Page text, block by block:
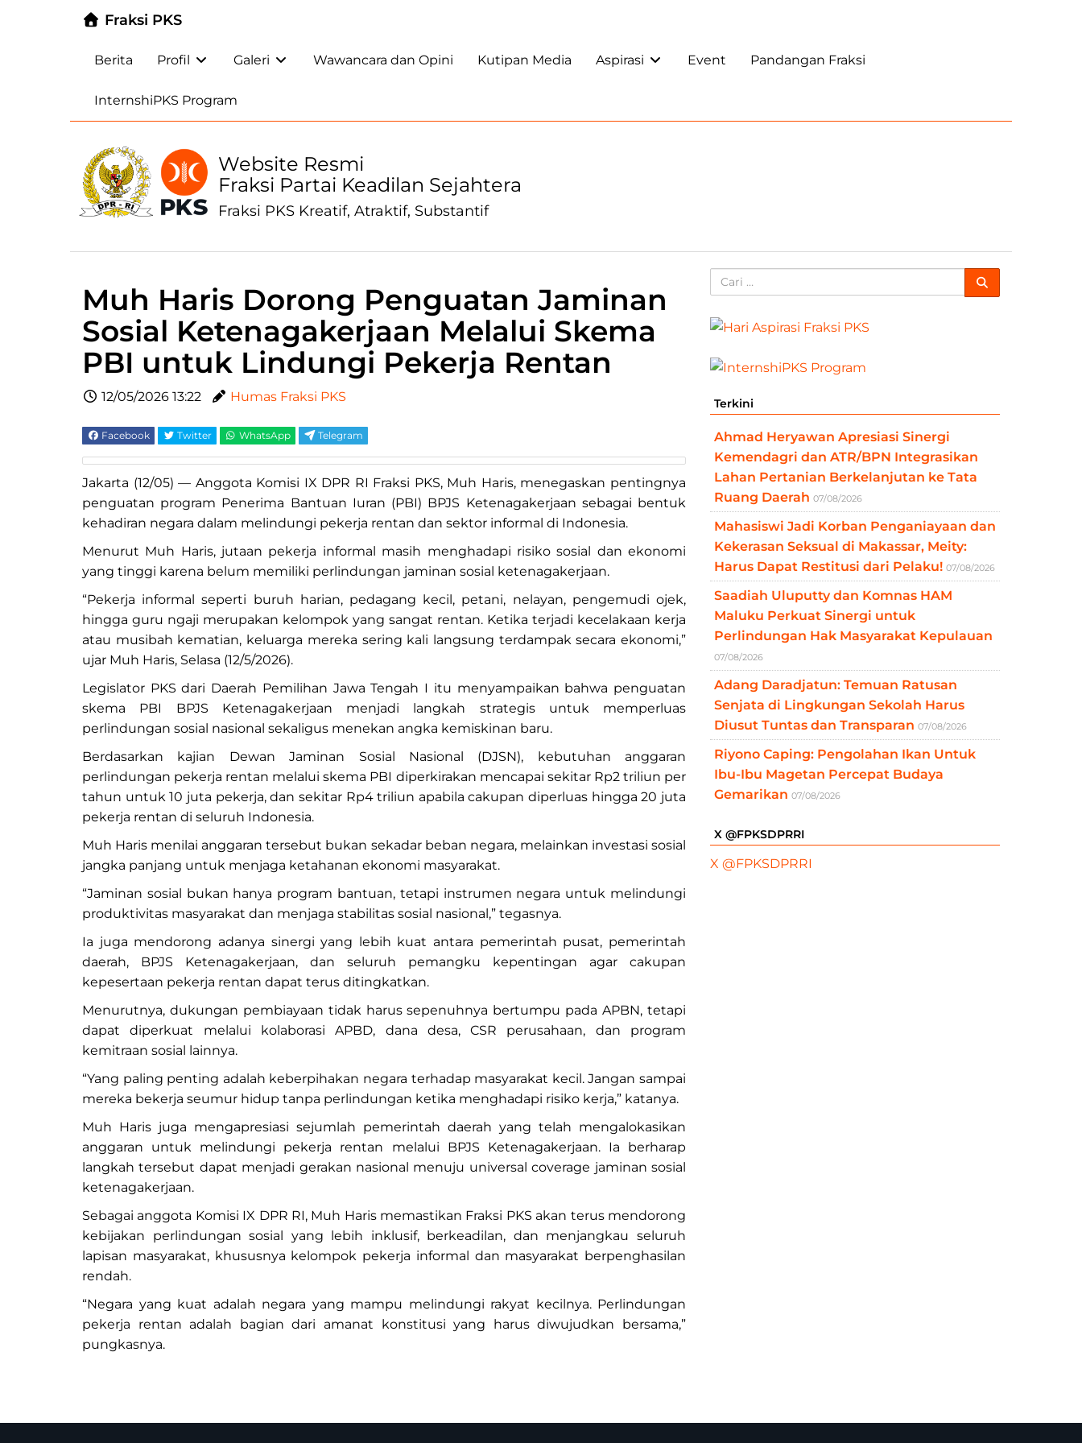
Fraksi PKS
Berita Profil Galeri Wawancara dan Opini Kutipan Media Aspirasi Event Pandangan Fraksi
InternshiPKS Program
Website Resmi
Fraksi Partai Keadilan Sejahtera
Fraksi PKS Kreatif, Atraktif, Substantif
Muh Haris Dorong Penguatan Jaminan
Sosial Ketenagakerjaan Melalui Skema
PBI untuk Lindungi Pekerja Rentan
12/05/2026 13:22 Humas Fraksi PKS
Facebook Twitter WhatsApp Telegram
Jakarta (12/05) — Anggota Komisi IX DPR RI Fraksi PKS, Muh Haris, menegaskan pentingnya
penguatan program Penerima Bantuan Iuran (PBI) BPJS Ketenagakerjaan sebagai bentuk
kehadiran negara dalam melindungi pekerja rentan dan sektor informal di Indonesia.
Menurut Muh Haris, jutaan pekerja informal masih menghadapi risiko sosial dan ekonomi
yang tinggi karena belum memiliki perlindungan jaminan sosial ketenagakerjaan.
“Pekerja informal seperti buruh harian, pedagang kecil, petani, nelayan, pengemudi ojek,
hingga guru ngaji merupakan kelompok yang sangat rentan. Ketika terjadi kecelakaan kerja
atau musibah kematian, keluarga mereka sering kali langsung terdampak secara ekonomi,”
ujar Muh Haris, Selasa (12/5/2026).
Legislator PKS dari Daerah Pemilihan Jawa Tengah I itu menyampaikan bahwa penguatan
skema PBI BPJS Ketenagakerjaan menjadi langkah strategis untuk memperluas
perlindungan sosial nasional sekaligus menekan angka kemiskinan baru.
Berdasarkan kajian Dewan Jaminan Sosial Nasional (DJSN), kebutuhan anggaran
perlindungan pekerja rentan melalui skema PBI diperkirakan mencapai sekitar Rp2 triliun per
tahun untuk 10 juta pekerja, dan sekitar Rp4 triliun apabila cakupan diperluas hingga 20 juta
pekerja rentan di seluruh Indonesia.
Muh Haris menilai anggaran tersebut bukan sekadar beban negara, melainkan investasi sosial
jangka panjang untuk menjaga ketahanan ekonomi masyarakat.
“Jaminan sosial bukan hanya program bantuan, tetapi instrumen negara untuk melindungi
produktivitas masyarakat dan menjaga stabilitas sosial nasional,” tegasnya.
Ia juga mendorong adanya sinergi yang lebih kuat antara pemerintah pusat, pemerintah
daerah, BPJS Ketenagakerjaan, dan seluruh pemangku kepentingan agar cakupan
kepesertaan pekerja rentan dapat terus ditingkatkan.
Menurutnya, dukungan pembiayaan tidak harus sepenuhnya bertumpu pada APBN, tetapi
dapat diperkuat melalui kolaborasi APBD, dana desa, CSR perusahaan, dan program
kemitraan sosial lainnya.
“Yang paling penting adalah keberpihakan negara terhadap masyarakat kecil. Jangan sampai
mereka bekerja seumur hidup tanpa perlindungan ketika menghadapi risiko kerja,” katanya.
Muh Haris juga mengapresiasi sejumlah pemerintah daerah yang telah mengalokasikan
anggaran untuk melindungi pekerja rentan melalui BPJS Ketenagakerjaan. Ia berharap
langkah tersebut dapat menjadi gerakan nasional menuju universal coverage jaminan sosial
ketenagakerjaan.
Sebagai anggota Komisi IX DPR RI, Muh Haris memastikan Fraksi PKS akan terus mendorong
kebijakan perlindungan sosial yang lebih inklusif, berkeadilan, dan menjangkau seluruh
lapisan masyarakat, khususnya kelompok pekerja informal dan masyarakat berpenghasilan
rendah.
“Negara yang kuat adalah negara yang mampu melindungi rakyat kecilnya. Perlindungan
pekerja rentan adalah bagian dari amanat konstitusi yang harus diwujudkan bersama,”
pungkasnya.
Terkini
Ahmad Heryawan Apresiasi Sinergi
Kemendagri dan ATR/BPN Integrasikan
Lahan Pertanian Berkelanjutan ke Tata
Ruang Daerah 07/08/2026
Mahasiswi Jadi Korban Penganiayaan dan
Kekerasan Seksual di Makassar, Meity:
Harus Dapat Restitusi dari Pelaku! 07/08/2026
Saadiah Uluputty dan Komnas HAM
Maluku Perkuat Sinergi untuk
Perlindungan Hak Masyarakat Kepulauan
07/08/2026
Adang Daradjatun: Temuan Ratusan
Senjata di Lingkungan Sekolah Harus
Diusut Tuntas dan Transparan 07/08/2026
Riyono Caping: Pengolahan Ikan Untuk
Ibu-Ibu Magetan Percepat Budaya
Gemarikan 07/08/2026
X @FPKSDPRRI
X @FPKSDPRRI